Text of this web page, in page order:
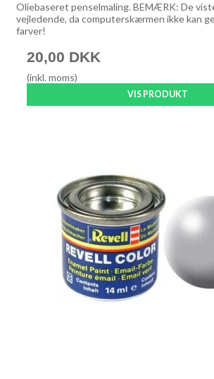
Oliebaseret penselmaling. BEMÆRK: De
vejledende, da computerskærmen ikke kan
farver!
20,00 DKK
(inkl. moms)
VIS PRODUKT